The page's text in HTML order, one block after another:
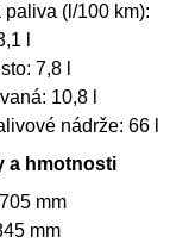
paliva (l/100 km):
l
7,8 l
10,8 l
nádrže: 66 l
a hmotnosti
mm
mm